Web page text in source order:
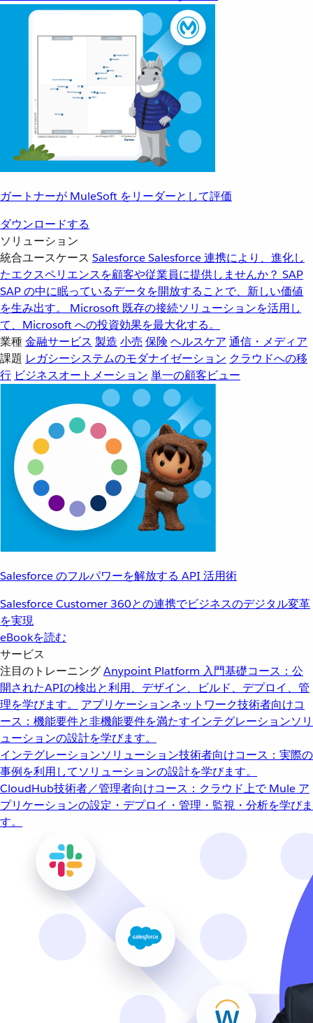
ガートナーが MuleSoft をリーダーとして評価
ダウンロードする
ソリューション
統合ユースケース SalesforceSalesforce 連携により、進化し
たエクスペリエンスを顧客や従業員に提供しませんか？ SAP
SAP の中に眠っているデータを開放することで、新しい価値
を生み出す。
Microsoft 既存の接続ソリューションを活用し
て、Microsoft への投資効果を最大化する。
業種金融サービス 製造 小売 保険 ヘルスケア 通信・メディア
課題 レガシーシステムのモダナイゼーション クラウドへの移
行 ビジネスオートメーション 単一の顧客ビュー
Salesforce のフルパワーを解放する API 活用術
Salesforce Customer 360との連携でビジネスのデジタル変革
を実現
eBookを読む
サービス
注目のトレーニングAnypoint Platform 入門基礎コース：公
開されたAPIの検出と利用、デザイン、ビルド、デプロイ、管
理を学びます。
アプリケーションネットワーク技術者向けコ
ース：機能要件と非機能要件を満たすインテグレーションソリ
ューションの設計を学びます。
インテグレーションソリューション技術者向けコース：実際の
事例を利用してソリューションの設計を学びます。
CloudHub技術者／管理者向けコース：クラウド上で Mule ア
プリケーションの設定・デプロイ・管理・監視・分析を学びま
す。